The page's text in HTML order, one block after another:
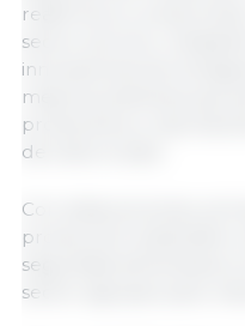
reafirma su
sector porcino,
innovaciones
mejores prácticas que
productivos y
de todo el país.
Con estas acciones, se
producción sostenible
seguridad alimentaria
sector agropecuario